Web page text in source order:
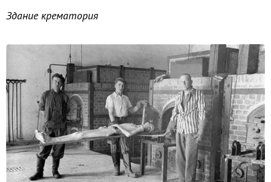
Здание крематория